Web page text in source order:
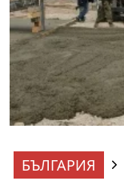
БЪЛГАРИЯ